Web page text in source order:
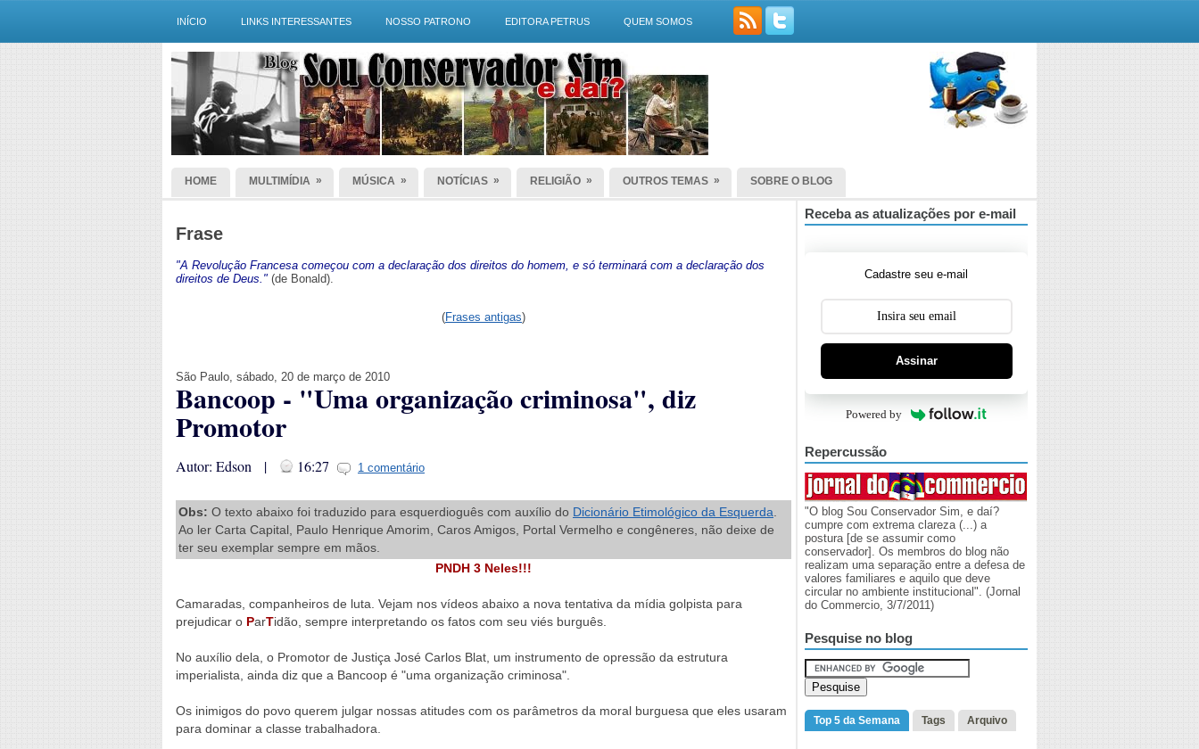
INÍCIO LINKS INTERESSANTES NOSSO PATRONO EDITORA PETRUS QUEM SOMOS
HOME MULTIMÍDIA » MÚSICA » NOTÍCIAS » RELIGIÃO » OUTROS TEMAS » SOBRE O BLOG
Frase
"A Revolução Francesa começou com a declaração dos direitos do homem, e só terminará com a declaração dos
direitos de Deus." (de Bonald).
(Frases antigas)
São Paulo, sábado, 20 de março de 2010
Bancoop - "Uma organização criminosa", diz
Promotor
Autor: Edson | 16:27 1 comentário
Obs: O texto abaixo foi traduzido para esquerdioguês com auxílio do Dicionário Etimológico da Esquerda.
Ao ler Carta Capital, Paulo Henrique Amorim, Caros Amigos, Portal Vermelho e congêneres, não deixe de
ter seu exemplar sempre em mãos.
PNDH 3 Neles!!!
Camaradas, companheiros de luta. Vejam nos vídeos abaixo a nova tentativa da mídia golpista para
prejudicar o ParTidão, sempre interpretando os fatos com seu viés burguês.
No auxílio dela, o Promotor de Justiça José Carlos Blat, um instrumento de opressão da estrutura
imperialista, ainda diz que a Bancoop é "uma organização criminosa".
Os inimigos do povo querem julgar nossas atitudes com os parâmetros da moral burguesa que eles usaram
para dominar a classe trabalhadora.
Receba as atualizações por e-mail
Cadastre seu e-mail
Assinar
Powered by
Repercussão
"O blog Sou Conservador Sim, e daí?
cumpre com extrema clareza (...) a
postura [de se assumir como
conservador]. Os membros do blog não
realizam uma separação entre a defesa de
valores familiares e aquilo que deve
circular no ambiente institucional". (Jornal
do Commercio, 3/7/2011)
Pesquise no blog
Top 5 da Semana Tags Arquivo